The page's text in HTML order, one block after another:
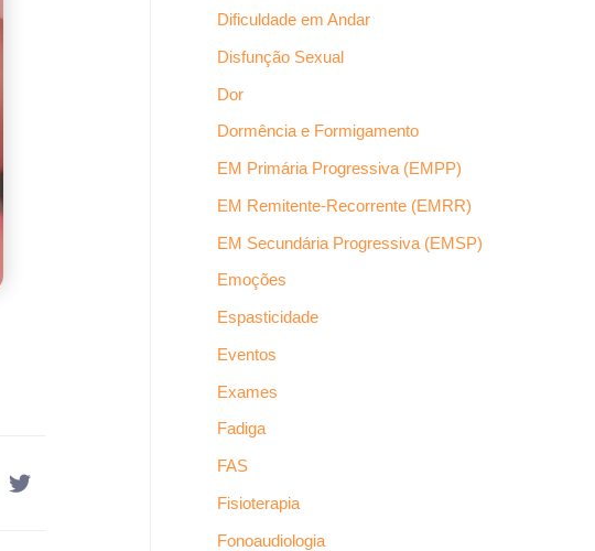
Dificuldade em Andar
Disfunção Sexual
Dor
Dormência e Formigamento
EM Primária Progressiva (EMPP)
EM Remitente-Recorrente (EMRR)
EM Secundária Progressiva (EMSP)
Emoções
Espasticidade
Eventos
Exames
Fadiga
FAS
Fisioterapia
Fonoaudiologia